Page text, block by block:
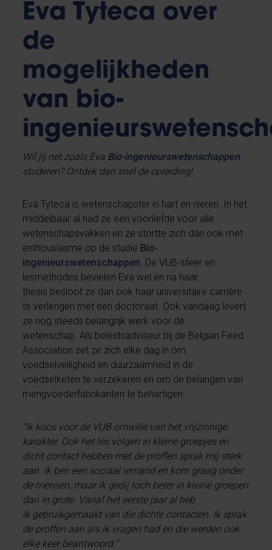
Eva Tyteca over
de
mogelijkheden
van bio-
Wil jij net zoals Eva Bio-ingenieurswetenschappen
studeren? Ontdek dan snel de opleiding!
Eva Tyteca is wetenschapster in hart en nieren. In het
middelbaar al had ze een voorliefde voor alle
wetenschapsvakken en ze stortte zich dan ook met
enthousiasme op de studie Bio-
ingenieurswetenschappen . De VUB-sfeer en
lesmethodes bevielen Eva wel en na haar
thesis besloot ze dan ook haar universitaire carrière
te verlengen met een doctoraat. Ook vandaag levert
ze nog steeds belangrijk werk voor de
wetenschap. Als beleidsadviseur bij de Belgian Feed
Association zet ze zich elke dag in om
voedselveiligheid en duurzaamheid in de
voedselketen te verzekeren en om de belangen van
mengvoederfabrikanten te behartigen.
“Ik koos voor de VUB omwille van het vrijzinnige
karakter. Ook het les volgen in kleine groepjes en
dicht contact hebben met de proffen sprak mij sterk
aan. Ik ben een sociaal iemand en kom graag onder
de mensen, maar ik gedij toch beter in kleine groepen
dan in grote. Vanaf het eerste jaar al heb
ik gebruikgemaakt van die dichte contacten. Ik sprak
de proffen aan als ik vragen had en die werden ook
elke keer beantwoord.”